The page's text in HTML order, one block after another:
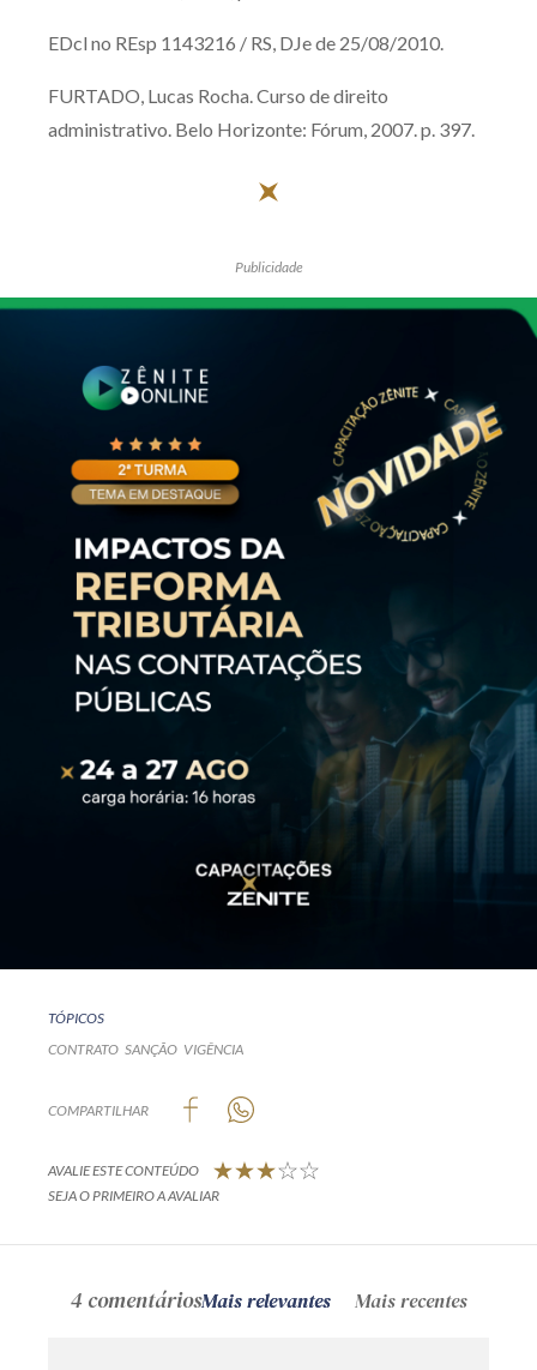
EDcl no REsp 1143216 / RS, DJe de 25/08/2010.
FURTADO, Lucas Rocha. Curso de direito
administrativo. Belo Horizonte: Fórum, 2007. p. 397.
Publicidade
TÓPICOS
CONTRATO SANÇÃO VIGÊNCIA
COMPARTILHAR
AVALIE ESTE CONTEÚDO
SEJA O PRIMEIRO A AVALIAR
4 comentáriosMais relevantes Mais recentes